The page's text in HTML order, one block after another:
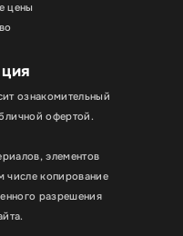
цены
ознакомительный
офертой.
элементов
числе копирование
разрешения